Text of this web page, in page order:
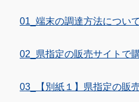
01_端末の調達方法について
02_県指定の販売サイトで
03_【別紙１】県指定の販